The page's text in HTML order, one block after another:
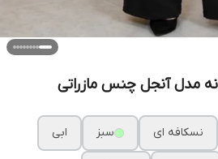
مدل آنجل چنس مازراتی
نسکافه ای سبز ابی